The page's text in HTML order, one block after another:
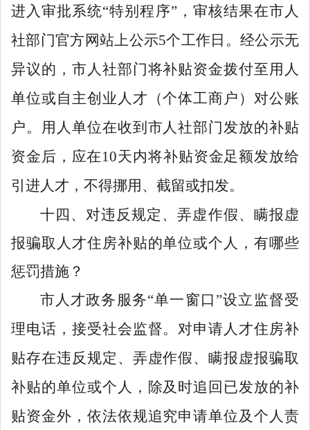
进入审批系统“特别程序”，审核结果在市人
社部门官方网站上公示5个工作日。经公示无
异议的，市人社部门将补贴资金拨付至用人
单位或自主创业人才（个体工商户）对公账
户。 用人单位在收到市人社部门发放的补贴
资金后，应在10天内将补贴资金足额发放给
引进人才，不得挪用、截留或扣发。
十四、 对违反规定、弄虚作假、瞒报虚
报骗取 人才住房补贴的单位或个人，有哪些
惩罚措施？
市人才政务 服务“单一窗口 ”设立监督受
理电话，接受社会监督。对申请人才住房补
贴存在违反规定、 弄虚作假、瞒报虚报骗取
补贴的单位或个人， 除及时追回已发放的补
贴资金外，依法依规追究申请单位及个人责